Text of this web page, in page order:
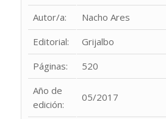
Autor/a:
Nacho Ares
Editorial:
Grijalbo
Páginas:
520
Año de
edición:
05/2017